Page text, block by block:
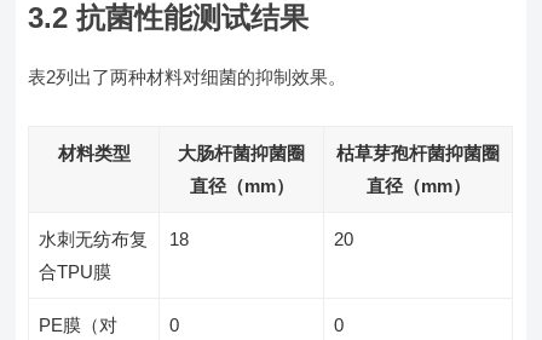
3.2 抗菌性能测试结果
表2列出了两种材料对细菌的抑制效果。
材料类型
大肠杆菌抑菌圈
直径（mm）
枯草芽孢杆菌抑菌圈
直径（mm）
水刺无纺布复
合TPU膜
18 20
PE膜（对
0 0